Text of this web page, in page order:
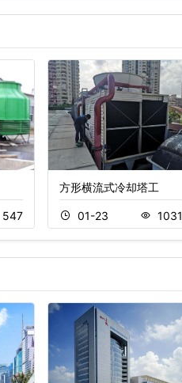
547
方形横流式冷却塔工
01-23 1031